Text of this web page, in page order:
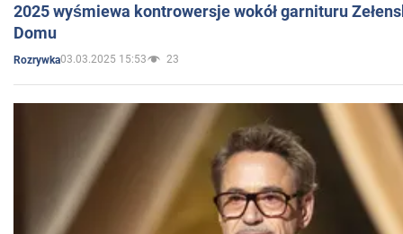
2025 wyśmiewa kontrowersje wokół garnituru
Domu
Rozrywka03.03.2025 15:53 23